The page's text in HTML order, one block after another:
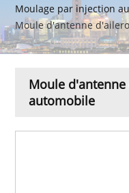
Moulage par injection
Moule d'antenne
Moule
automobile